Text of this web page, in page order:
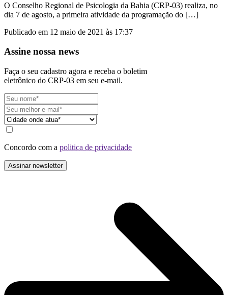
O Conselho Regional de Psicologia da Bahia (CRP-03) realiza, no
dia 7 de agosto, a primeira atividade da programação do […]
Publicado em 12 maio de 2021 às 17:37
Assine nossa news
Faça o seu cadastro agora e receba o boletim
eletrônico do CRP-03 em seu e-mail.
Concordo com a politica de privacidade